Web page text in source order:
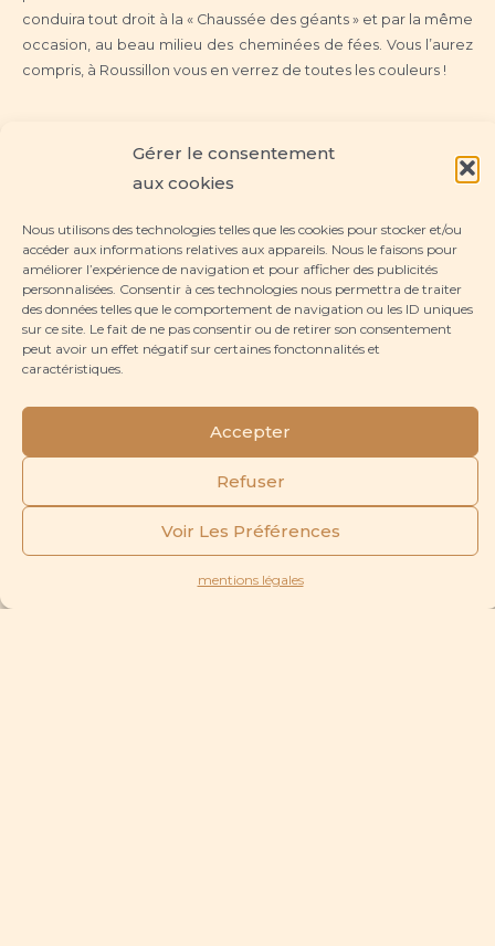
Gérer le consentement
aux cookies
Nous utilisons des technologies telles que les cookies pour stocker et/ou
accéder aux informations relatives aux appareils. Nous le faisons pour
améliorer l’expérience de navigation et pour afficher des publicités
personnalisées. Consentir à ces technologies nous permettra de traiter
des données telles que le comportement de navigation ou les ID uniques
sur ce site. Le fait de ne pas consentir ou de retirer son consentement
peut avoir un effet négatif sur certaines fonctonnalités et
caractéristiques.
Accepter
Refuser
Voir Les Préférences
mentions légales
conduira tout droit à la « Chaussée des géants » et par la même
occasion, au beau milieu des cheminées de fées. Vous l’aurez
compris, à Roussillon vous en verrez de toutes les couleurs !